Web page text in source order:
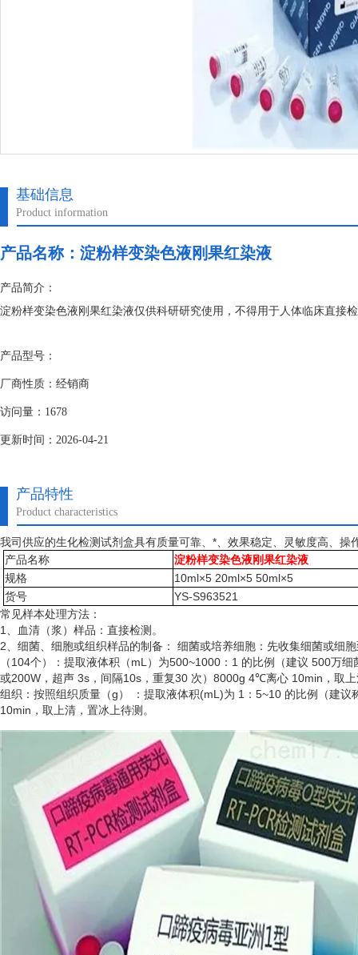
基础信息
Product information
产品名称： 淀粉样变染色液刚果红染液
产品简介：
淀粉样变染色液刚果红染液仅供科研研究使用，不得用于人体临床直接
产品型号：
厂商性质：经销商
访问量：1678
更新时间：2026-04-21
产品特性
Product characteristics
我司供应的生化检测试剂盒具有质量可靠、*、效果稳定、灵敏度高、操
产品名称
淀粉样变染色液刚果红染液
规格
10ml×5 20ml×5 50ml×5
货号
YS-S963521
常见样本处理方法：
1、血清（浆）样品：直接检测。
2、细菌、细胞或组织样品的制备： 细菌或培养细胞：先收集细菌或细
（104个）：提取液体积（mL）为500~1000：1 的比例（建议 500万
或200W，超声 3s，间隔10s，重复30 次）8000g 4℃离心 10min，取
组织：按照组织质量（g） ：提取液体积(mL)为 1：5~10 的比例（建
10min，取上清，置冰上待测。